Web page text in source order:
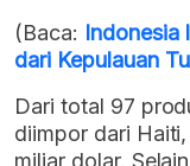
(Baca: Indonesia
dari Kepulauan
Dari total 97
diimpor dari
miliar dolar.